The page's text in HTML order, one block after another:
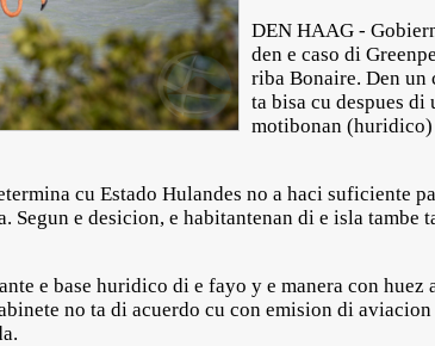
DEN HAAG -
den e caso di
riba Bonaire. Den un
ta bisa cu despues
motibonan (huridico)
cu Estado Hulandes no a haci suficiente
Segun e desicion, e habitantenan di e isla tambe
e base huridico di e fayo y e manera con
no ta di acuerdo cu con emision di